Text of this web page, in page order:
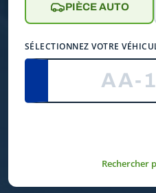
PIÈCE AUTO
SÉLECTIONNEZ VOTRE
Rechercher